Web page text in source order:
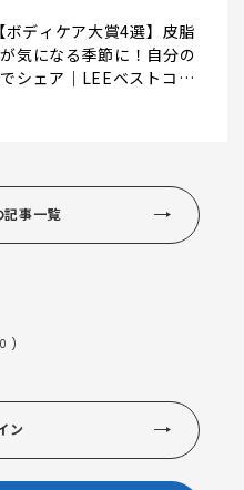
ディケア大賞4選】皮脂
気になる季節に！自分の
シェア｜LEEベストコス
事一覧
)
ン